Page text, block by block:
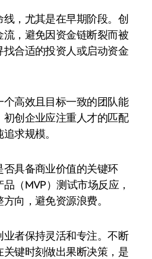
，尤其是在早期阶段。创
，避免因资金链断裂而被
合适的投资人或启动资金
高效且目标一致的团队能
创企业应注重人才的匹配
求规模。
具备商业价值的关键环
（MVP）测试市场反应，
向，避免资源浪费。
者保持灵活和专注。不断
键时刻做出果断决策，是